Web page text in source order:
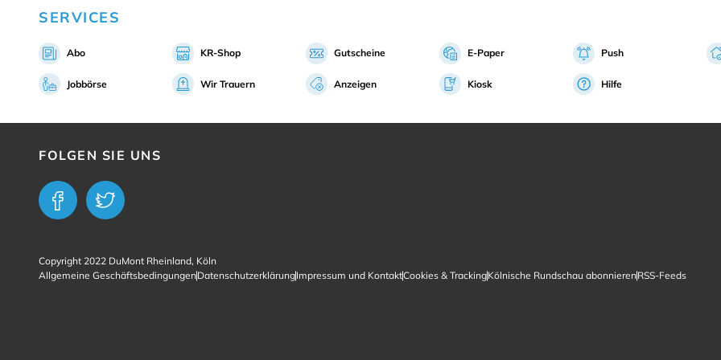
SERVICES
Abo KR-Shop Gutscheine E-Paper Push
Jobbörse Wir Trauern Anzeigen Kiosk Hilfe
FOLGEN SIE UNS
Copyright 2022 DuMont Rheinland, Köln
Allgemeine GeschäftsbedingungenDatenschutzerklärungImpressum und KontaktCookies & TrackingKölnische Rundschau abonnierenRSS-Feeds